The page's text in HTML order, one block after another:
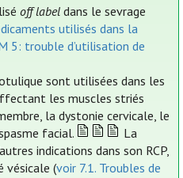
off label dans le sevrage
utilisés dans la
5: trouble d’utilisation de
sont utilisées dans les
les muscles striés
la dystonie cervicale, le
facial.
La
indications dans son RCP,
vésicale (voir 7.1. Troubles de